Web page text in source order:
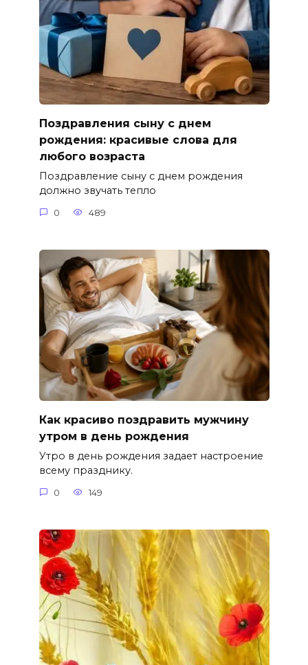
Поздравления сыну с днем
рождения: красивые слова для
любого возраста
Поздравление сыну с днем рождения
должно звучать тепло
0 489
Как красиво поздравить мужчину
утром в день рождения
Утро в день рождения задает настроение
всему празднику.
0 149